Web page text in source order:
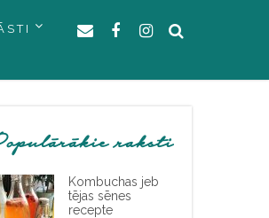
raksti
Kombuchas jeb
tējas sēnes
recepte